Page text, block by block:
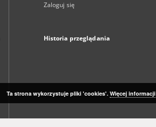
Zaloguj się
Historia przeglądania
Ta strona wykorzystuje pliki 'cookies'. Więcej informacji